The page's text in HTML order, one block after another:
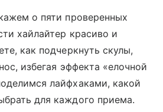
о пяти проверенных
хайлайтер красиво и
как подчеркнуть скулы,
избегая эффекта «елочной
лайфхаками, какой
для каждого приема.